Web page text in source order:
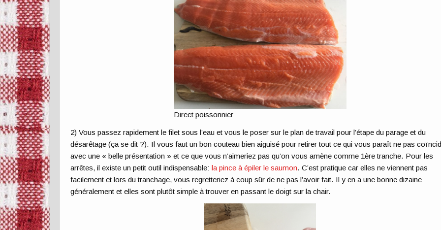
Direct poissonnier
2) Vous passez rapidement le filet sous l’eau et vous le poser sur le plan de travail pour l’étape du parage et du
désarêtage (ça se dit ?). Il vous faut un bon couteau bien aiguisé pour retirer tout ce qui vous paraît ne pas
avec une « belle présentation » et ce que vous n’aimeriez pas qu’on vous amène comme 1ère tranche. Pour les
arrêtes, il existe un petit outil indispensable:la pince à épiler le saumon. C’est pratique car elles ne viennent pas
facilement et lors du tranchage, vous regretteriez à coup sûr de ne pas l’avoir fait. Il y en a une bonne dizaine
généralement et elles sont plutôt simple à trouver en passant le doigt sur la chair.